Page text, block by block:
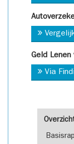
Geld Lenen
Via